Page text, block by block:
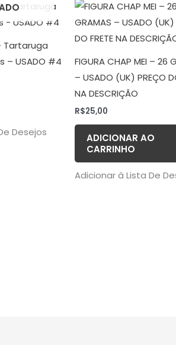
Tartaruga
– USADO #4
Desejos
FIGURA CHAP MEI – 26
– USADO (UK) PREÇO
NA DESCRIÇÃO
R$25,00
ADICIONAR AO
CARRINHO
Adicionar à Lista De